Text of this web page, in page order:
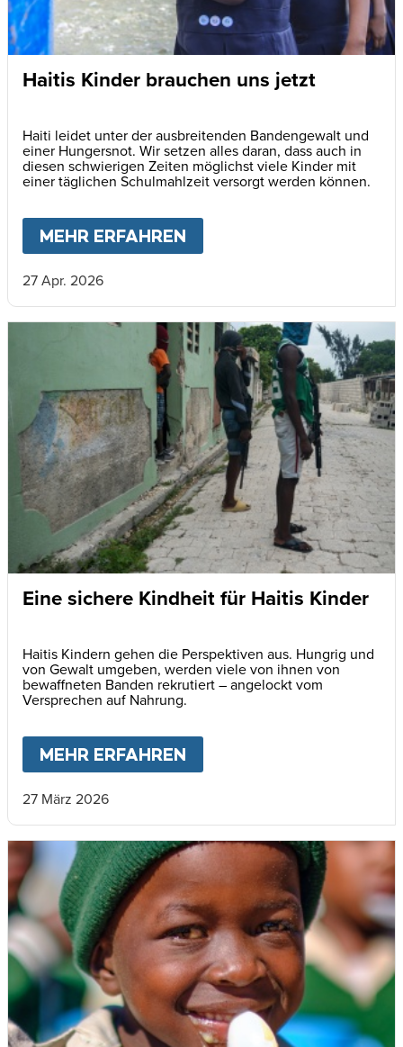
Haitis Kinder brauchen uns jetzt
Haiti leidet unter der ausbreitenden Bandengewalt und
einer Hungersnot. Wir setzen alles daran, dass auch in
diesen schwierigen Zeiten möglichst viele Kinder mit
einer täglichen Schulmahlzeit versorgt werden können.
MEHR ERFAHREN
27 Apr. 2026
Eine sichere Kindheit für Haitis Kinder
Haitis Kindern gehen die Perspektiven aus. Hungrig und
von Gewalt umgeben, werden viele von ihnen von
bewaffneten Banden rekrutiert – angelockt vom
Versprechen auf Nahrung.
MEHR ERFAHREN
27 März 2026